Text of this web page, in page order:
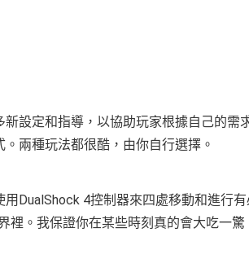
設定和指導，以協助玩家根據自己的需
。兩種玩法都很酷，由你自行選擇。
DualShock 4控制器來四處移動和進行
裡。我保證你在某些時刻真的會大吃一驚